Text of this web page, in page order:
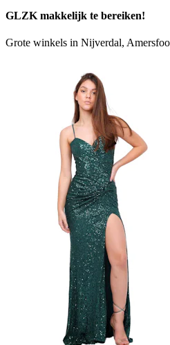
GLZK makkelijk te bereiken!
Grote winkels in Nijverdal,